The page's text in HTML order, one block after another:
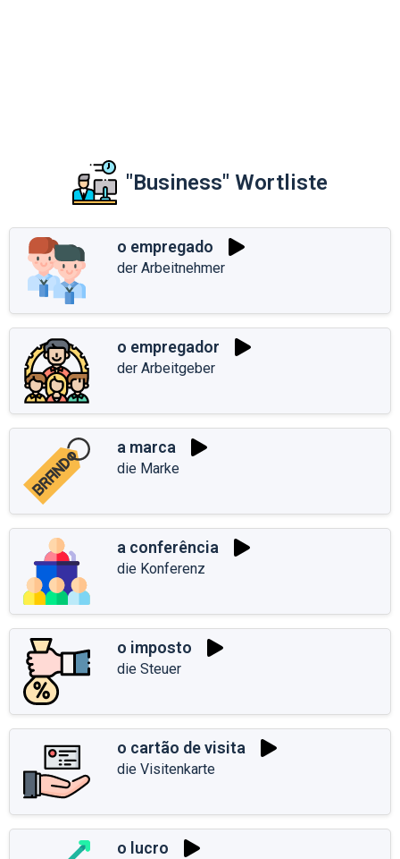
"Business" Wortliste
o empregado
der Arbeitnehmer
o empregador
der Arbeitgeber
a marca
die Marke
a conferência
die Konferenz
o imposto
die Steuer
o cartão de visita
die Visitenkarte
o lucro